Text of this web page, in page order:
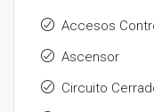
Accesos
Ascensor
Circuito